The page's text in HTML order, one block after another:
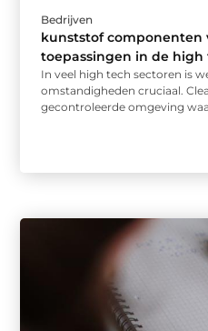
Bedrijven
kunststof componenten
toepassingen in de
In veel high tech sectoren is
omstandigheden cruciaal.
gecontroleerde omgeving